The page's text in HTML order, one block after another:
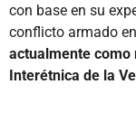
con base en su
conflicto armado
actualmente como
Interétnica de la